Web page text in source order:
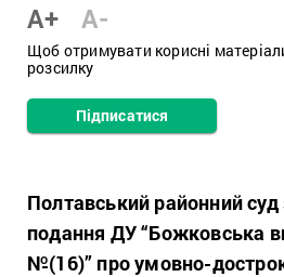
A+ A-
Щоб отримувати корисні
розсилку
Підписатися
Полтавський районний
подання ДУ “Божковська
№(16)” про умовно-